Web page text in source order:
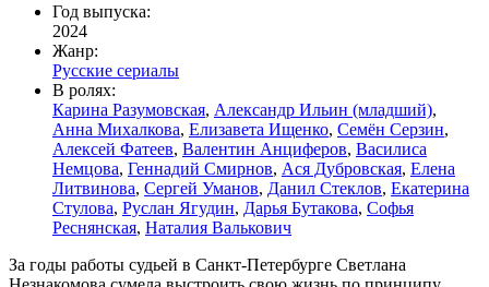
Год выпуска:
2024
Жанр:
Русские сериалы
В ролях:
Карина Разумовская, Александр Ильин (младший),
Анна Михалкова, Елизавета Ищенко, Семён Серзин,
Алексей Фатеев, Валентин Анциферов, Василиса
Немцова, Геннадий Смирнов, Ася Дубровская, Елена
Литвинова, Сергей Уманов, Данил Стеклов, Екатерина
Стулова, Руслан Ягудин, Дарья Бутакова, Софья
Реснянская, Наталия Валькович
За годы работы судьей в Санкт-Петербурге Светлана